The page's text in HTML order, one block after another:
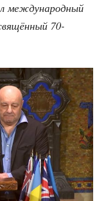
меж­ду­на­род­ный
70-